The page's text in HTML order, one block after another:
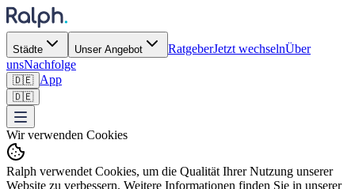
Städte Unser Angebot RatgeberJetzt wechselnÜber
unsNachfolge
🇩🇪 App
🇩🇪
Wir verwenden Cookies
Ralph verwendet Cookies, um die Qualität Ihrer Nutzung unserer
Website zu verbessern. Weitere Informationen finden Sie in unserer